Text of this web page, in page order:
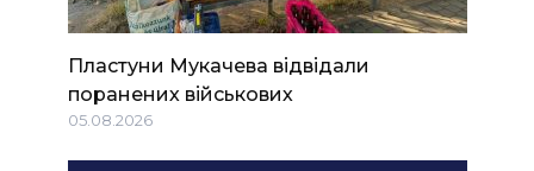
Пластуни Мукачева відвідали
поранених військових
05.08.2026